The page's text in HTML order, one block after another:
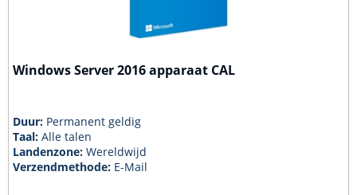
Windows Server 2016 apparaat CAL
Duur: Permanent geldig
Taal:Alle talen
Landenzone:Wereldwijd
Verzendmethode: E-Mail